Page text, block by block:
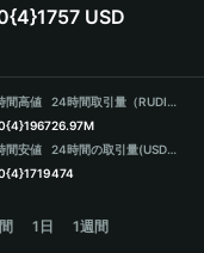
USD
間高値
間安値
24時間取引量（RUDI）
26.97M
24時間の取引量(USDT)
474
1日 1週間